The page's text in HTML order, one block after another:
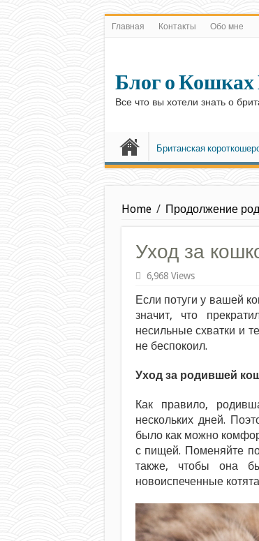
Главная Контакты Обо мне
Блог о
Все что вы хотели знать о
Британская
Home / Продолжение
Уход за
6,968 Views
Если потуги у вашей
значит, что
несильные схватки и
не беспокоил.
Уход за родившей
Как правило,
нескольких дней.
было как можно
с пищей. Поменяйте
также, чтобы она
новоиспеченные